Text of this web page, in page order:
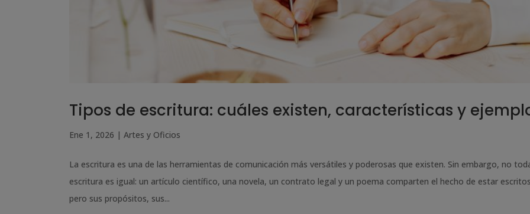
Tipos de escritura: cuáles existen, características y
Ene 1, 2026 | Artes y Oficios
La escritura es una de las herramientas de comunicación más versátiles y poderosas que existen. Sin embargo, no
escritura es igual: un artículo científico, una novela, un contrato legal y un poema comparten el hecho de estar
pero sus propósitos, sus...